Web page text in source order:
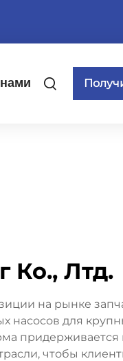
Ко., Лтд.
на рынке
насосов для
придерживается
чтобы